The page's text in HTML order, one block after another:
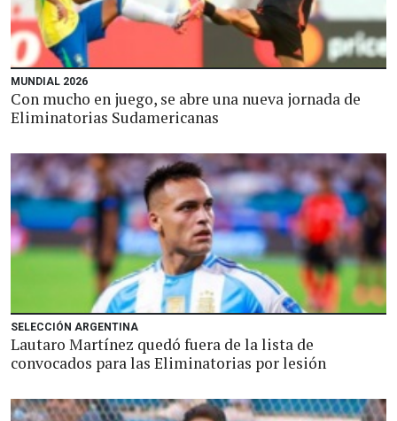
MUNDIAL 2026
Con mucho en juego, se abre una nueva jornada de
Eliminatorias Sudamericanas
SELECCIÓN ARGENTINA
Lautaro Martínez quedó fuera de la lista de
convocados para las Eliminatorias por lesión